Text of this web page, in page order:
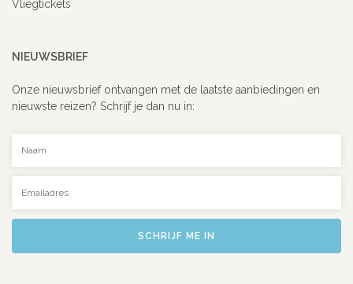
Vliegtickets
NIEUWSBRIEF
Onze nieuwsbrief ontvangen met de laatste aanbiedingen en
nieuwste reizen? Schrijf je dan nu in:
SCHRIJF ME IN